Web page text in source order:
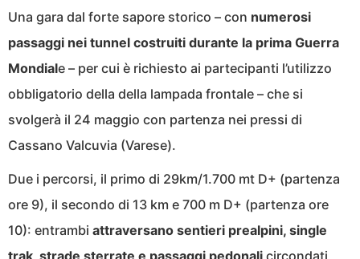
Una gara dal forte sapore storico – con numerosi
passaggi nei tunnel costruiti durante la prima Guerra
Mondiale – per cui è richiesto ai partecipanti l’utilizzo
obbligatorio della della lampada frontale – che si
svolgerà il 24 maggio con partenza nei pressi di
Cassano Valcuvia (Varese).
Due i percorsi, il primo di 29km/1.700 mt D+ (partenza
ore 9), il secondo di 13 km e 700 m D+ (partenza ore
10): entrambi attraversano sentieri prealpini, single